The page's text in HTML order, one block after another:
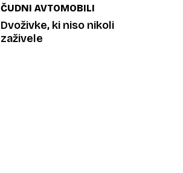
ČUDNI AVTOMOBILI
Dvoživke, ki niso nikoli
zaživele